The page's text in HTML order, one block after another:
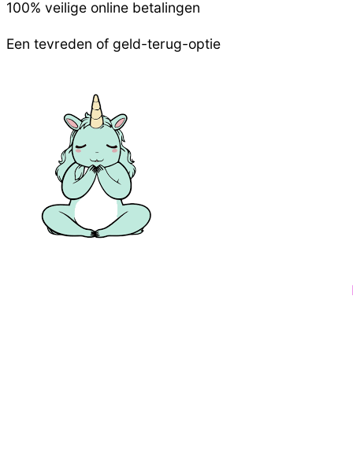
100% veilige online betalingen
Een tevreden of geld-terug-optie